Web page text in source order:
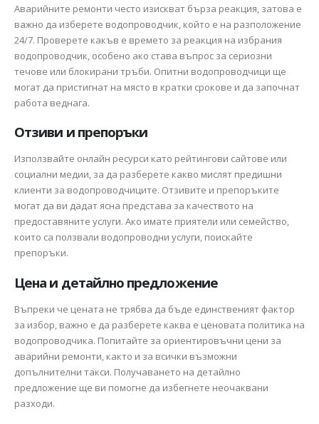
Аварийните ремонти често изискват бърза реакция, затова е
важно да изберете водопроводчик, който е на разположение
24/7. Проверете какъв е времето за реакция на избрания
водопроводчик, особено ако става въпрос за сериозни
течове или блокирани тръби. Опитни водопроводчици ще
могат да пристигнат на място в кратки срокове и да започнат
работа веднага.
Отзиви и препоръки
Използвайте онлайн ресурси като рейтингови сайтове или
социални медии, за да разберете какво мислят предишни
клиенти за водопроводчиците. Отзивите и препоръките
могат да ви дадат ясна представа за качеството на
предоставяните услуги. Ако имате приятели или семейство,
които са ползвали водопроводни услуги, поискайте
препоръки.
Цена и детайлно предложение
Въпреки че цената не трябва да бъде единственият фактор
за избор, важно е да разберете каква е ценовата политика на
водопроводчика. Попитайте за ориентировъчни цени за
аварийни ремонти, както и за всички възможни
допълнителни такси. Получаването на детайлно
предложение ще ви помогне да избегнете неочаквани
разходи.